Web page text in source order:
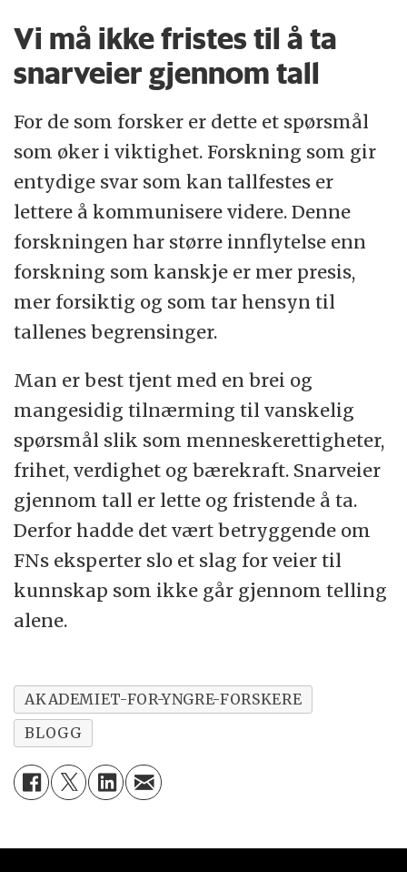
Vi må ikke fristes til å ta
snarveier gjennom tall
For de som forsker er dette et spørsmål
som øker i viktighet. Forskning som gir
entydige svar som kan tallfestes er
lettere å kommunisere videre. Denne
forskningen har større innflytelse enn
forskning som kanskje er mer presis,
mer forsiktig og som tar hensyn til
tallenes begrensinger.
Man er best tjent med en brei og
mangesidig tilnærming til vanskelig
spørsmål slik som menneskerettigheter,
frihet, verdighet og bærekraft. Snarveier
gjennom tall er lette og fristende å ta.
Derfor hadde det vært betryggende om
FNs eksperter slo et slag for veier til
kunnskap som ikke går gjennom telling
alene.
AKADEMIET-FOR-YNGRE-FORSKERE
BLOGG